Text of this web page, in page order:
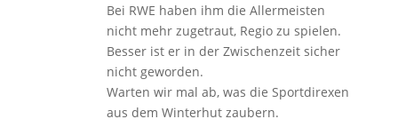
Bei RWE haben ihm die Allermeisten
nicht mehr zugetraut, Regio zu spielen.
Besser ist er in der Zwischenzeit sicher
nicht geworden.
Warten wir mal ab, was die Sportdirexen
aus dem Winterhut zaubern.